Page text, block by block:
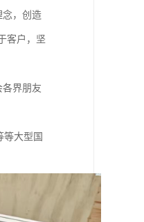
念，创造
客户，坚
界朋友
大型国